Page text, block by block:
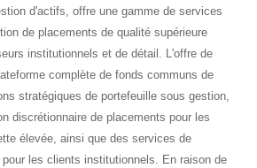
d'actifs, offre une gamme de services
de placements de qualité supérieure
institutionnels et de détail. L'offre de
complète de fonds communs de
stratégiques de portefeuille sous gestion,
discrétionnaire de placements pour les
élevée, ainsi que des services de
les clients institutionnels. En raison de